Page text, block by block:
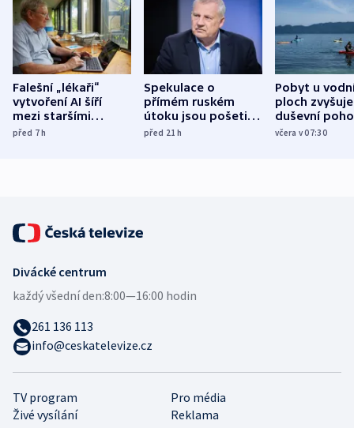
Falešní „lékaři“
vytvoření AI šíří
mezi staršími
Poláky nebezpečné
před 7h
Spekulace o
přímém ruském
útoku jsou pošetilé,
míní estonský
před 21h
Pobyt u
ploch zvyšuje
duševní
ukázala
včera v 07:30
TV program
Pro média
Živé vysílání
Reklama
Divácké centrum
každý všední den:8:00—16:00 hodin
261 136 113
info@ceskatelevize.cz